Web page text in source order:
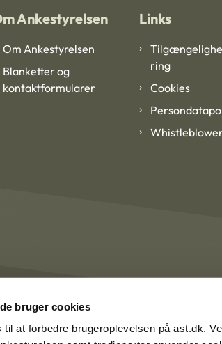
bruger cookies
til at forbedre brugeroplevelsen på ast.dk.
Ankestyrelsen
Om Ankestyrelsen
Blanketter og
kontaktformularer
Links
ring
Cookies